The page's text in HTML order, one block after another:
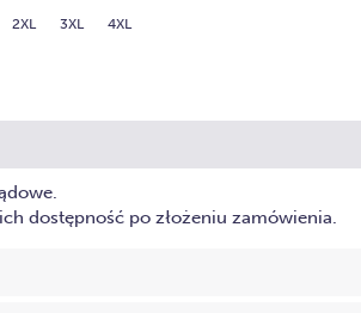
2XL 3XL 4XL
dostępność po złożeniu zamówienia.